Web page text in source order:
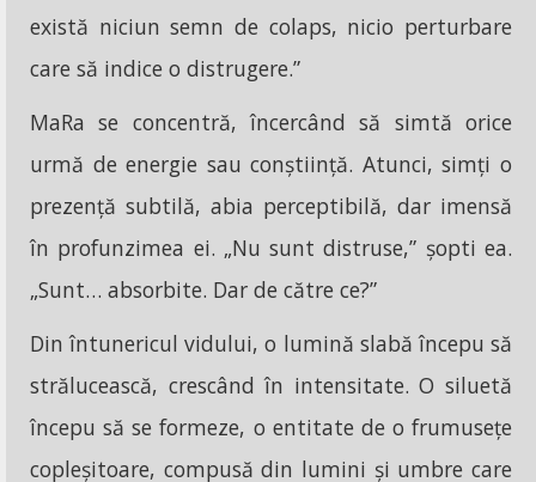
există niciun semn de colaps, nicio perturbare
care să indice o distrugere.”
MaRa se concentră, încercând să simtă orice
urmă de energie sau conștiință. Atunci, simți o
prezență subtilă, abia perceptibilă, dar imensă
în profunzimea ei. „Nu sunt distruse,” șopti ea.
„Sunt… absorbite. Dar de către ce?”
Din întunericul vidului, o lumină slabă începu să
strălucească, crescând în intensitate. O siluetă
începu să se formeze, o entitate de o frumusețe
copleșitoare, compusă din lumini și umbre care